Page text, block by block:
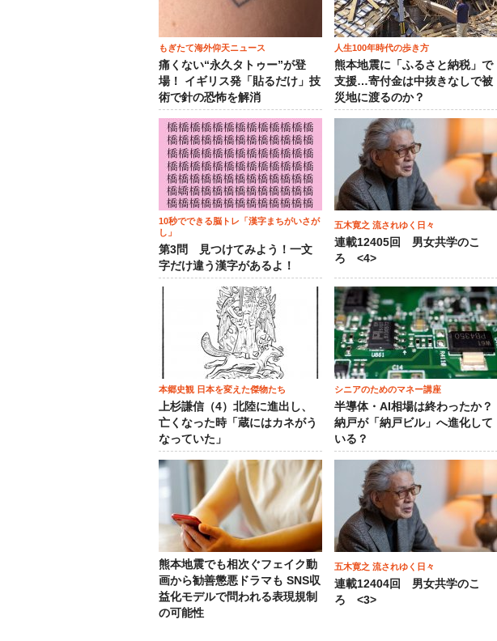
もぎたて海外仰天ニュース
痛くない“永久タトゥー”が登
場！ イギリス発「貼るだけ」技
術で針の恐怖を解消
人生100年時代の歩き方
熊本地震に「ふるさと納税」で
支援…寄付金は中抜きなしで被
災地に渡るのか？
10秒でできる脳トレ「漢字まちがいさが
し」
第3問 見つけてみよう！一文
字だけ違う漢字があるよ！
五木寛之 流されゆく日々
連載12405回 男女共学のこ
ろ <4>
本郷史観 日本を変えた傑物たち
上杉謙信（4）北陸に進出し、
亡くなった時「蔵にはカネがう
なっていた」
シニアのためのマネー講座
半導体・AI相場は終わったか？
納戸が「納戸ビル」へ進化して
いる？
熊本地震でも相次ぐフェイク動
画から勧善懲悪ドラマも SNS収
益化モデルで問われる表現規制
の可能性
五木寛之 流されゆく日々
連載12404回 男女共学のこ
ろ <3>